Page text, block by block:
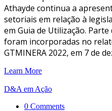
Athayde continua a
setoriais em relação à
em Guia de Utilização.
foram incorporadas no
GTMINERA 2022, em 7 de
Learn More
D&A em Ação
0 Comments